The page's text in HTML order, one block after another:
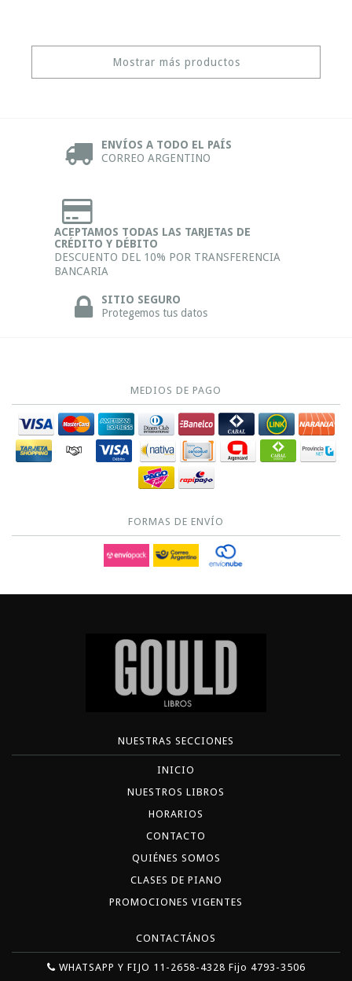
Mostrar más productos
ENVÍOS A TODO EL PAÍS
CORREO ARGENTINO
ACEPTAMOS TODAS LAS TARJETAS DE
CRÉDITO Y DÉBITO
DESCUENTO DEL 10% POR TRANSFERENCIA
BANCARIA
SITIO SEGURO
Protegemos tus datos
MEDIOS DE PAGO
FORMAS DE ENVÍO
NUESTRAS SECCIONES
INICIO
NUESTROS LIBROS
HORARIOS
CONTACTO
QUIÉNES SOMOS
CLASES DE PIANO
PROMOCIONES VIGENTES
CONTACTÁNOS
WHATSAPP Y FIJO 11-2658-4328 Fijo 4793-3506